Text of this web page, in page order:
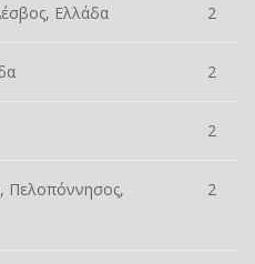
Ελλάδα 2
2
2
Πελοπόννησος,
2